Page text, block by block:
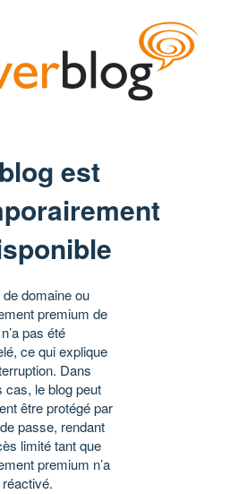
est
domaine ou
premium de
pas été
ce qui explique
Dans
cas, le blog peut
être protégé par
passe, rendant
limité tant que
premium n’a